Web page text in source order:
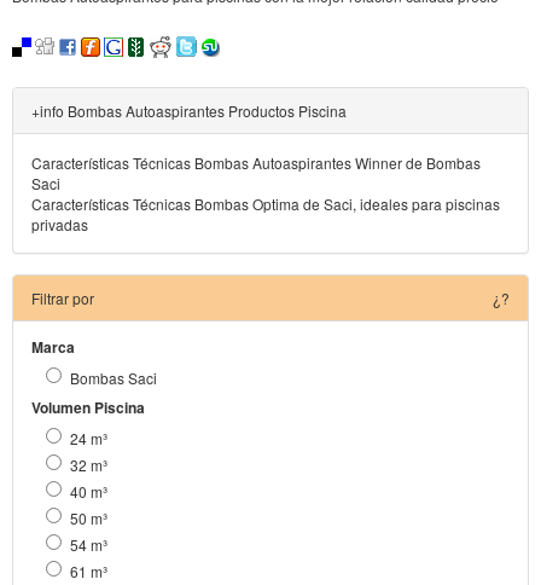
+info Bombas Autoaspirantes Productos Piscina
Características Técnicas Bombas Autoaspirantes Winner de Bombas
Saci
Características Técnicas Bombas Optima de Saci, ideales para piscinas
privadas
Filtrar por ¿?
Marca
Bombas Saci
Volumen Piscina
24 m³
32 m³
40 m³
50 m³
54 m³
61 m³